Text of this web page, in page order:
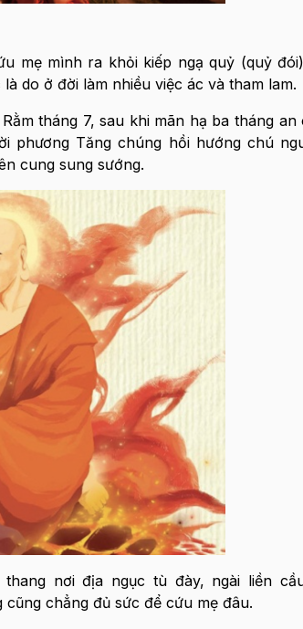
mẹ mình ra khỏi kiếp ngạ quỷ (quỷ
do ở đời làm nhiều việc ác và tham lam.
tháng 7, sau khi mãn hạ ba tháng an
phương Tăng chúng hồi hướng chú
cung sung sướng.
nơi địa ngục tù đày, ngài liền
chẳng đủ sức để cứu mẹ đâu.